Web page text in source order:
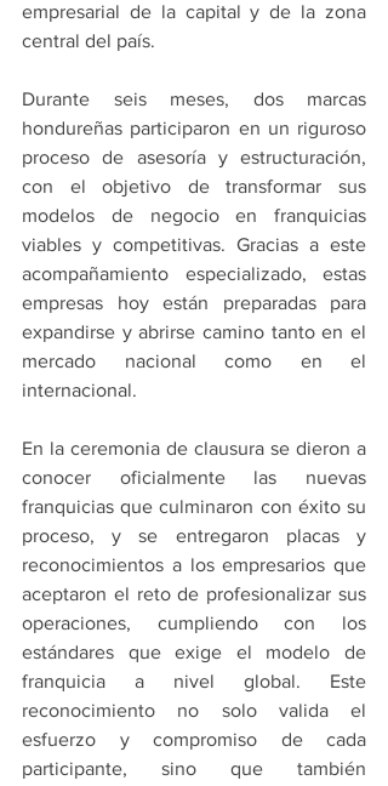
empresarial de la capital y de la zona
central del país.
Durante seis meses, dos marcas
hondureñas participaron en un riguroso
proceso de asesoría y estructuración,
con el objetivo de transformar sus
modelos de negocio en franquicias
viables y competitivas. Gracias a este
acompañamiento especializado, estas
empresas hoy están preparadas para
expandirse y abrirse camino tanto en el
mercado nacional como en el
internacional.
En la ceremonia de clausura se dieron a
conocer oficialmente las nuevas
franquicias que culminaron con éxito su
proceso, y se entregaron placas y
reconocimientos a los empresarios que
aceptaron el reto de profesionalizar sus
operaciones, cumpliendo con los
estándares que exige el modelo de
franquicia a nivel global. Este
reconocimiento no solo valida el
esfuerzo y compromiso de cada
participante, sino que también